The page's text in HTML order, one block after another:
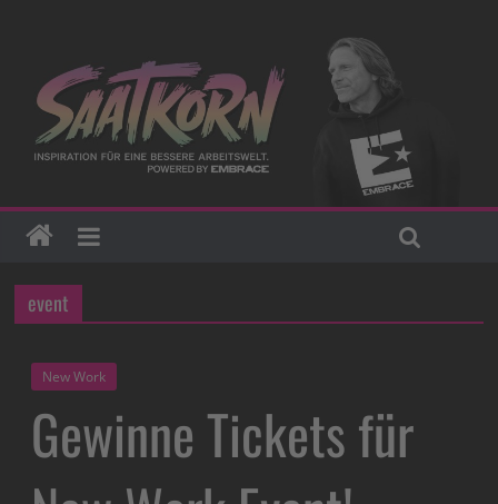
event
New Work
Gewinne Tickets für